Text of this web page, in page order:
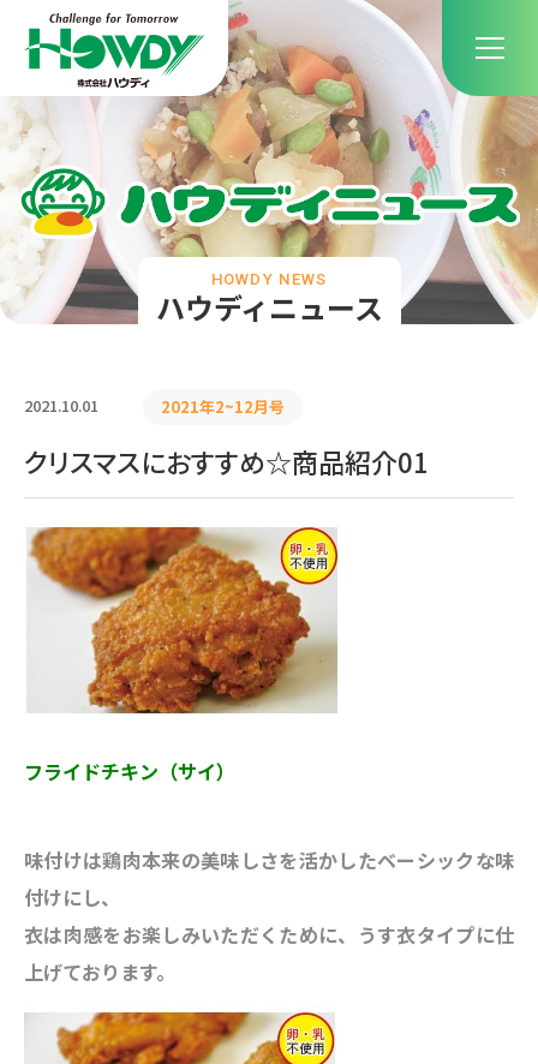
ハウディニュース
HOWDY NEWS
2021.10.01 2021年2~12月号
クリスマスにおすすめ☆商品紹介01
フライドチキン（サイ）
味付けは鶏肉本来の美味しさを活かしたベーシックな味
付けにし、
衣は肉感をお楽しみいただくために、うす衣タイプに仕
上げております。